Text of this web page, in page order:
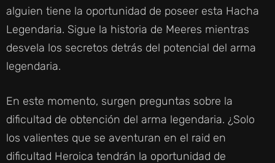
alguien tiene la oportunidad de poseer esta Hacha
Legendaria. Sigue la historia de Meeres mientras
desvela los secretos detrás del potencial del arma
legendaria.
En este momento, surgen preguntas sobre la
dificultad de obtención del arma legendaria. ¿Solo
los valientes que se aventuran en el raid en
dificultad Heroica tendrán la oportunidad de